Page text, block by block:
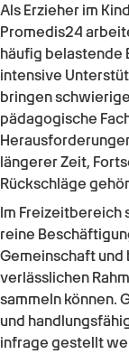
Als Erzieher im
Promedis24
häufig belastende
intensive
bringen
pädagogische
längerer Zeit,
Rückschläge
Im Freizeitbereich
reine
Gemeinschaft und
verlässlichen
sammeln können.
und
infrage gestellt